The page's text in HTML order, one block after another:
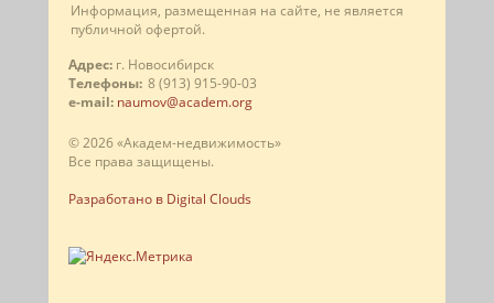
Информация, размещенная на сайте, не является
публичной офертой.
Адрес: г. Новосибирск
Телефоны: 8 (913) 915-90-03
e-mail: naumov@academ.org
© 2026 «Академ-недвижимость»
Все права защищены.
Разработано в Digital Clouds